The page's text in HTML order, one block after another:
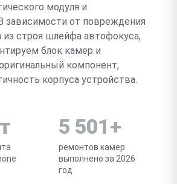
модуля и
зависимости от повреждения
из строя шлейфа автофокуса,
блок камер и
компонент,
корпуса устройства.
5 501+
ремонтов камер
выполнено за 2026
год